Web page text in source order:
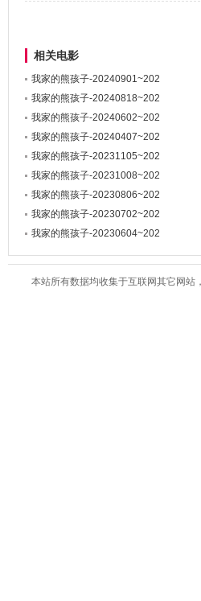
相关电影
我家的熊孩子-20240901~202
我家的熊孩子-20240818~202
我家的熊孩子-20240602~202
我家的熊孩子-20240407~202
我家的熊孩子-20231105~202
我家的熊孩子-20231008~202
我家的熊孩子-20230806~202
我家的熊孩子-20230702~202
我家的熊孩子-20230604~202
本站所有数据均收集于互联网其它网